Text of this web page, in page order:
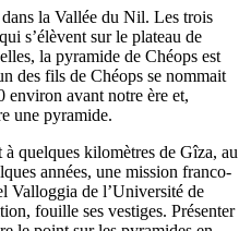
la Vallée du Nil. Les trois
s’élèvent sur le plateau de
la pyramide de Chéops est
des fils de Chéops se nommait
environ avant notre ère et,
une pyramide.
quelques kilomètres de Gîza, au
années, une mission franco-
Valloggia de l’Université de
fouille ses vestiges. Présenter